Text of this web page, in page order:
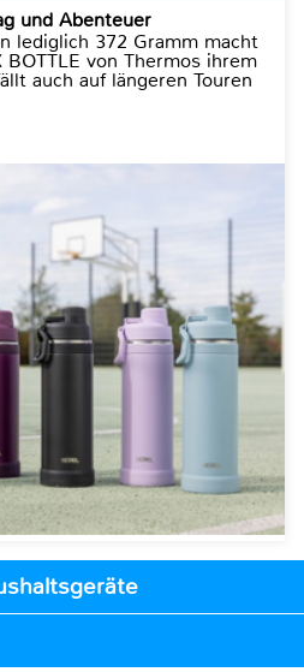
und Abenteuer
lediglich 372 Gramm macht
BOTTLE von Thermos ihrem
auch auf längeren Touren